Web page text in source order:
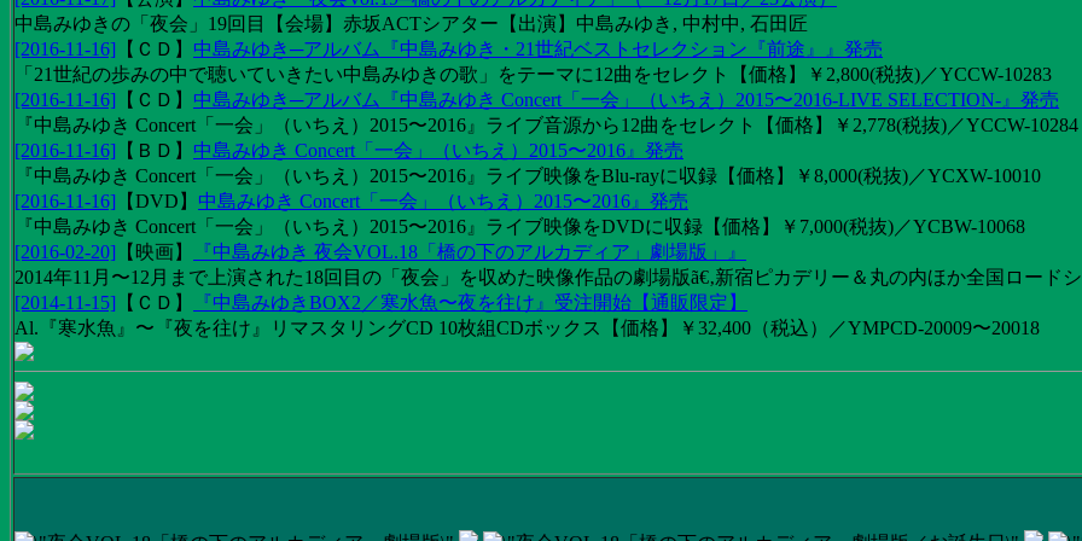
中島みゆきの「夜会」19回目【会場】赤坂ACTシアター【出演】中島みゆき, 中村中, 石田匠
[2016-11-16] 【 ＣＤ 】 中島みゆき─アルバム『中島みゆき・21世紀ベストセレクション『前途』』発売
「21世紀の歩みの中で聴いていきたい中島みゆきの歌」をテーマに12曲をセレクト【価格】￥2,800(税抜)／YCCW-10283
[2016-11-16] 【 ＣＤ 】 中島みゆき─アルバム『中島みゆき Concert「一会」（いちえ）2015〜2016-LIVE SELECTION-』発売
『中島みゆき Concert「一会」（いちえ）2015〜2016』ライブ音源から12曲をセレクト【価格】￥2,778(税抜)／YCCW-10284
[2016-11-16] 【 ＢＤ 】 中島みゆき Concert「一会」（いちえ）2015〜2016』発売
『中島みゆき Concert「一会」（いちえ）2015〜2016』ライブ映像をBlu-rayに収録【価格】￥8,000(税抜)／YCXW-10010
[2016-11-16] 【DVD 】 中島みゆき Concert「一会」（いちえ）2015〜2016』発売
『中島みゆき Concert「一会」（いちえ）2015〜2016』ライブ映像をDVDに収録【価格】￥7,000(税抜)／YCBW-10068
[2016-02-20] 【 映画】
『中島みゆき 夜会VOL.18「橋の下のアルカディア」劇場版」』
2014年11月〜12月まで上演された18回目の「夜会」を収めた映像作品の劇場版ã€‚新宿ピカデリー＆丸の内ほか全国ロード
[2014-11-15] 【 ＣＤ 】
『中島みゆきBOX2／寒水魚〜夜を往け』受注開始【通販限定】
Al.『寒水魚』〜『夜を往け』リマスタリングCD 10枚組CDボックス【価格】￥32,400（税込）／YMPCD-20009〜20018